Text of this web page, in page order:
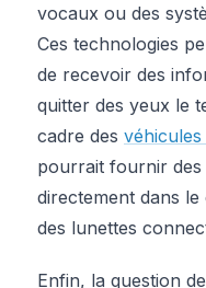
vocaux ou des
Ces technologies
de recevoir des
quitter des yeux le
cadre des
pourrait fournir des
directement dans
des lunettes
Enfin, la question